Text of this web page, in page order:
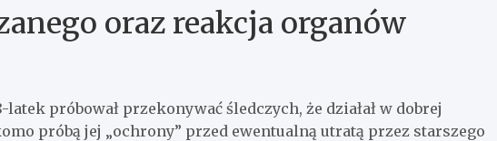
oraz reakcja organów
próbował przekonywać śledczych, że działał w dobrej
próbą jej „ochrony” przed ewentualną utratą przez starszego